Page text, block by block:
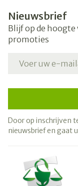
Nieuwsbrief
Blijf op de
promoties
Door op inschrijven
nieuwsbrief en gaat